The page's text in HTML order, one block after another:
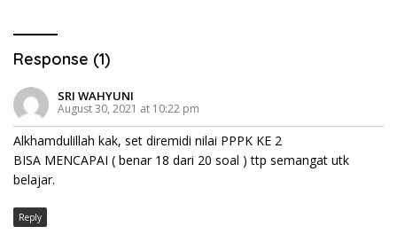
Response (1)
SRI WAHYUNI
August 30, 2021 at 10:22 pm
Alkhamdulillah kak, set diremidi nilai PPPK KE 2
BISA MENCAPAI ( benar 18 dari 20 soal ) ttp semangat utk
belajar.
Reply